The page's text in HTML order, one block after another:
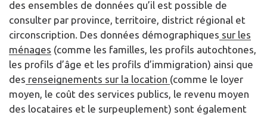
des ensembles de données qu’il est possible de
consulter par province, territoire, district régional et
circonscription. Des données démographiques sur les
ménages (comme les familles, les profils autochtones,
les profils d’âge et les profils d’immigration) ainsi que
des renseignements sur la location (comme le loyer
moyen, le coût des services publics, le revenu moyen
des locataires et le surpeuplement) sont également